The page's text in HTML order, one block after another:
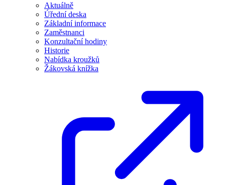
Aktuálně
Úřední deska
Základní informace
Zaměstnanci
Konzultační hodiny
Historie
Nabídka kroužků
Žákovská knížka